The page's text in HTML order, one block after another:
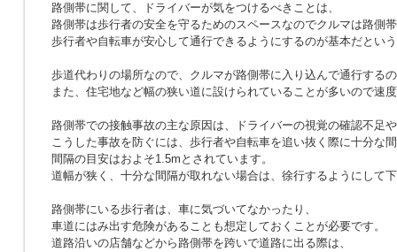
路側帯に関して、ドライバーが気をつけるべきことは、
路側帯は歩行者の安全を守るためのスペースなのでクルマは路側
歩行者や自転車が安心して通行できるようにするのが基本だとい
歩道代わりの場所なので、クルマが路側帯に入り込んで通行する
また、住宅地など幅の狭い道に設けられていることが多いので速
路側帯での接触事故の主な原因は、ドライバーの視覚の確認不足
こうした事故を防ぐには、歩行者や自転車を追い抜く際に十分な
間隔の目安はおよそ1.5mとされています。
道幅が狭く、十分な間隔が取れない場合は、徐行するようにして
路側帯にいる歩行者は、車に気づいてなかったり、
車道にはみ出す危険があることも想定しておくことが必要です。
道路沿いの店舗などから路側帯を跨いで道路に出る際は、